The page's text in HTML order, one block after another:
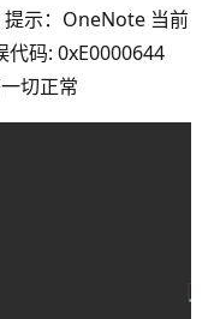
示：OneNote 当前
代码: 0xE0000644
切正常